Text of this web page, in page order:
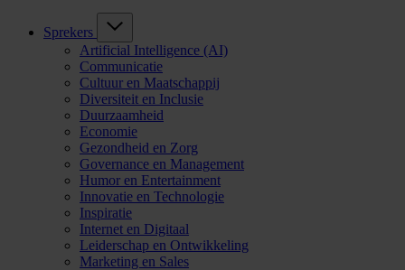
Sprekers
Artificial Intelligence (AI)
Communicatie
Cultuur en Maatschappij
Diversiteit en Inclusie
Duurzaamheid
Economie
Gezondheid en Zorg
Governance en Management
Humor en Entertainment
Innovatie en Technologie
Inspiratie
Internet en Digitaal
Leiderschap en Ontwikkeling
Marketing en Sales